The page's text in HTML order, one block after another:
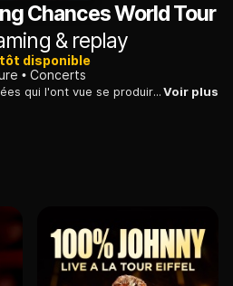
Chances World Tour
& replay
disponible
Concerts
Début 2008, après cinq années qui l'ont vue se produire exclusivement au Caesars Palace de Las Vegas, Céline Dion entame en Afrique du Sud une tournée internationale qui s'achèvera un an plus tard aux Etats-Unis.Voir plus